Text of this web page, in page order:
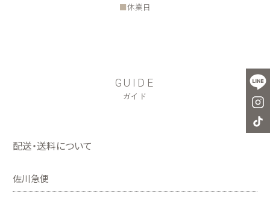
■休業日
GUIDE
ガイド
配送・送料について
佐川急便